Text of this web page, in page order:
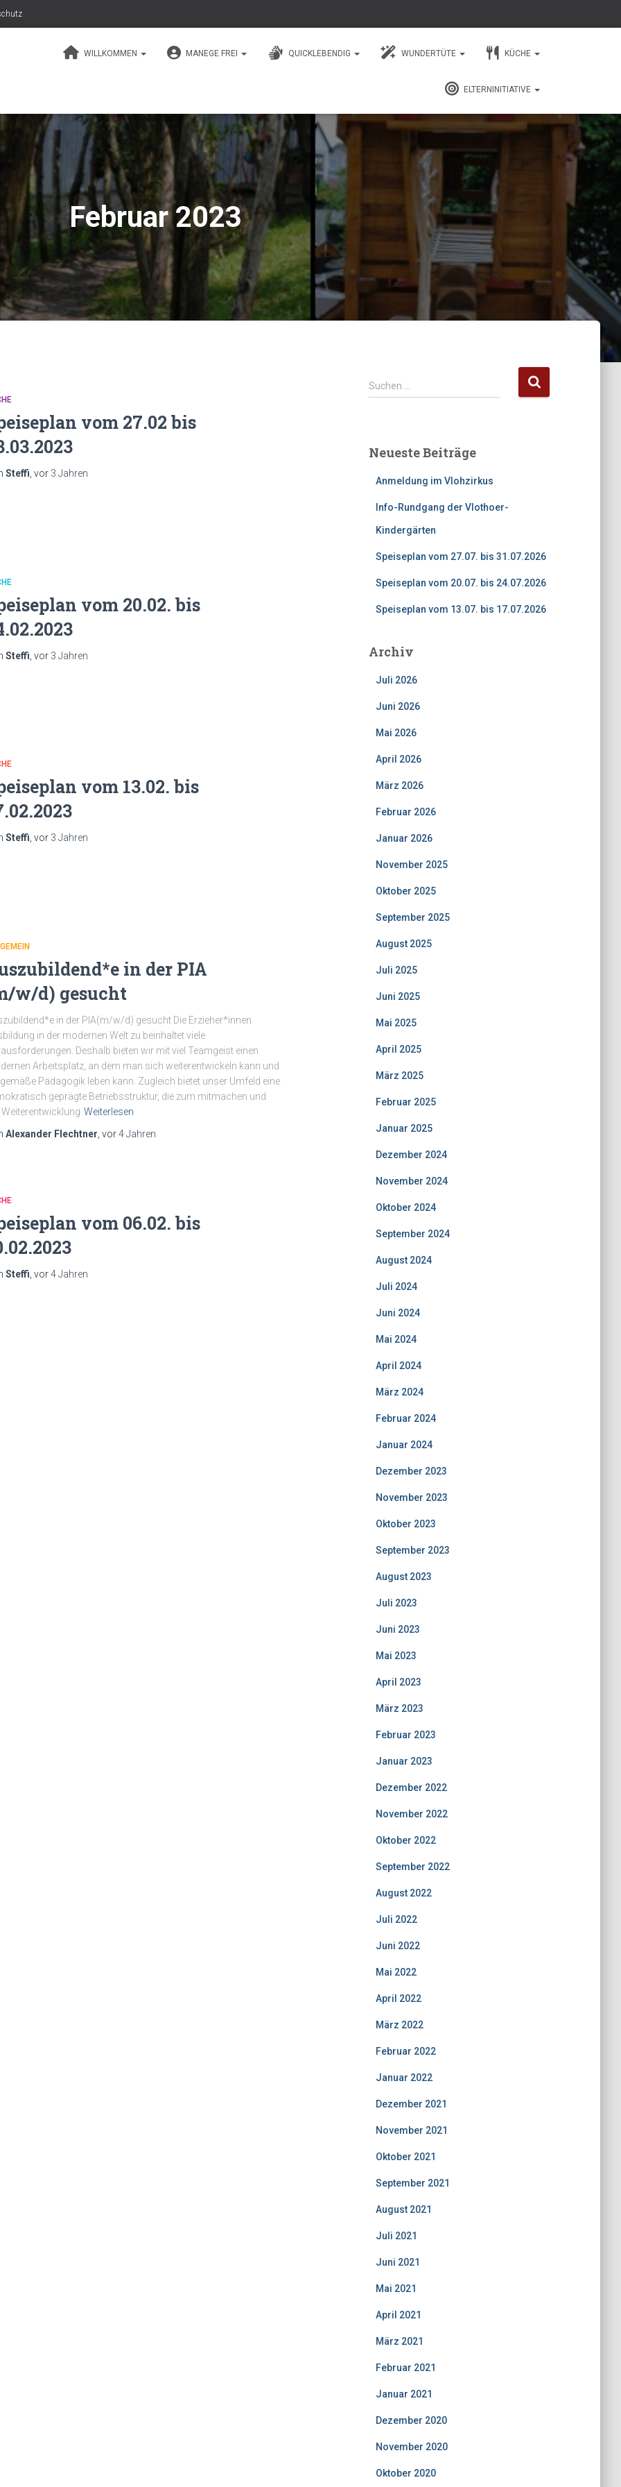
WILLKOMMEN MANEGE FREI QUICKLEBENDIG WUNDERTÜTE KÜCHE
ELTERNINITIATIVE
Februar 2023
vom 27.02 bis
Steffi , vor 3 Jahren
vom 20.02. bis
Steffi , vor 3 Jahren
vom 13.02. bis
Steffi, vor 3 Jahren
in der PIA
w/d) gesucht
in der PIA(m/w/d) gesucht Die Erzieher*innen
in der modernen Welt zu beinhaltet viele
Deshalb bieten wir mit viel Teamgeist einen
Arbeitsplatz, an dem man sich weiterentwickeln kann und
Pädagogik leben kann. Zugleich bietet unser Umfeld eine
geprägte Betriebsstruktur, die zum mitmachen und
Weiterlesen
Alexander Flechtner , vor4 Jahren
vom 06.02. bis
Steffi , vor4 Jahren
S
u
n
Suchen …
Neueste Beiträge
Anmeldung im Vlohzirkus
Info-Rundgang der Vlothoer-
Kindergärten
Speiseplan vom 27.07. bis 31.07.2026
Speiseplan vom 20.07. bis 24.07.2026
Speiseplan vom 13.07. bis 17.07.2026
Archiv
Juli 2026
Juni 2026
Mai 2026
April 2026
März 2026
Februar 2026
Januar 2026
November 2025
Oktober 2025
September 2025
August 2025
Juli 2025
Juni 2025
Mai 2025
April 2025
März 2025
Februar 2025
Januar 2025
Dezember 2024
November 2024
Oktober 2024
September 2024
August 2024
Juli 2024
Juni 2024
Mai 2024
April 2024
März 2024
Februar 2024
Januar 2024
Dezember 2023
November 2023
Oktober 2023
September 2023
August 2023
Juli 2023
Juni 2023
Mai 2023
April 2023
März 2023
Februar 2023
Januar 2023
Dezember 2022
November 2022
Oktober 2022
September 2022
August 2022
Juli 2022
Juni 2022
Mai 2022
April 2022
März 2022
Februar 2022
Januar 2022
Dezember 2021
November 2021
Oktober 2021
September 2021
August 2021
Juli 2021
Juni 2021
Mai 2021
April 2021
März 2021
Februar 2021
Januar 2021
Dezember 2020
November 2020
Oktober 2020